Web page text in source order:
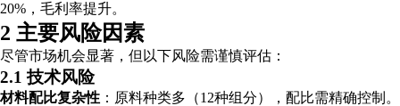
20%，毛利率提升。
2 主要风险因素
尽管市场机会显著，但以下风险需谨慎评估：
2.1 技术风险
材料配比复杂性 ：原料种类多（12种组分），配比需精确控制。